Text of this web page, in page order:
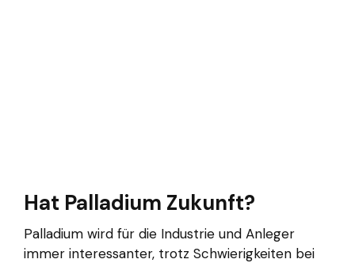
Hat Palladium Zukunft?
Palladium wird für die Industrie und Anleger
immer interessanter, trotz Schwierigkeiten bei